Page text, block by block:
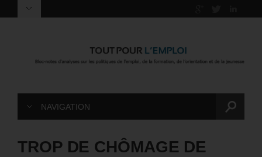
NAVIGATION
TROP DE CHÔMAGE DE